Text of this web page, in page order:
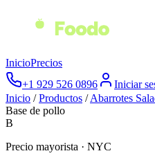
InicioPrecios
+1 929 526 0896
Iniciar
Inicio /Productos /Abarrotes
Base de pollo
B
Precio mayorista · NYC